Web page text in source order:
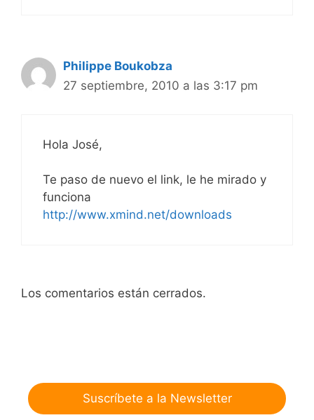
Philippe Boukobza
27 septiembre, 2010 a las 3:17 pm
Hola José,
Te paso de nuevo el link, le he mirado y
funciona
http://www.xmind.net/downloads
Los comentarios están cerrados.
Suscríbete a la Newsletter